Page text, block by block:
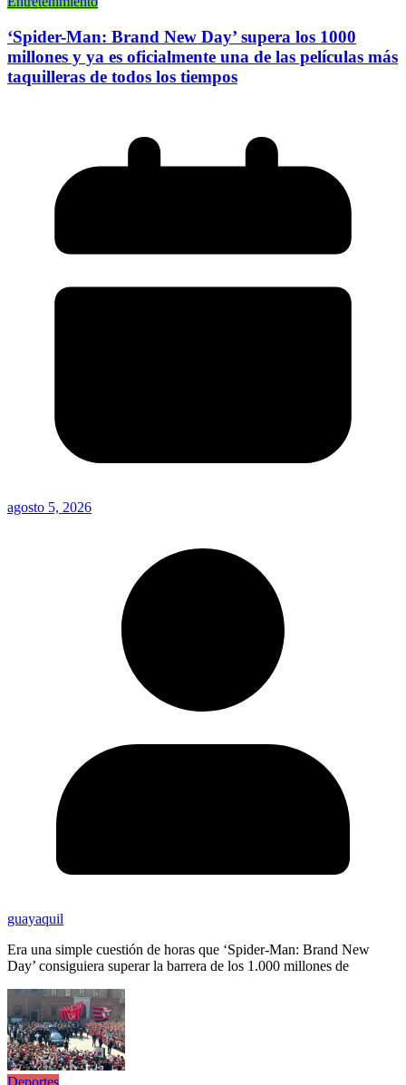
‘Spider-Man: Brand New Day’ supera los 1000
millones y ya es oficialmente una de las películas más
taquilleras de todos los tiempos
agosto 5, 2026
guayaquil
Era una simple cuestión de horas que ‘Spider-Man: Brand New
Day’ consiguiera superar la barrera de los 1.000 millones de
Deportes